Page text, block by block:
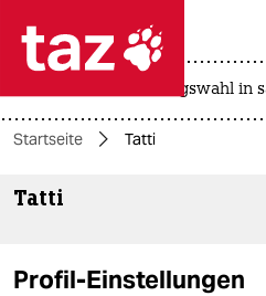

themen
landtagswahl in
Startseite Tatti
Tatti
Profil-Einstellungen